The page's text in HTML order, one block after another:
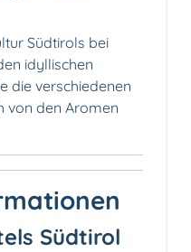
Südtirols bei
idyllischen
die verschiedenen
von den Aromen
Südtirol